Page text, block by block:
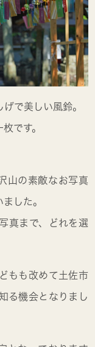
で美しい風鈴。
です。
山の素敵なお写真
した。
真まで、どれを選
もも改めて土佐市
る機会となりまし